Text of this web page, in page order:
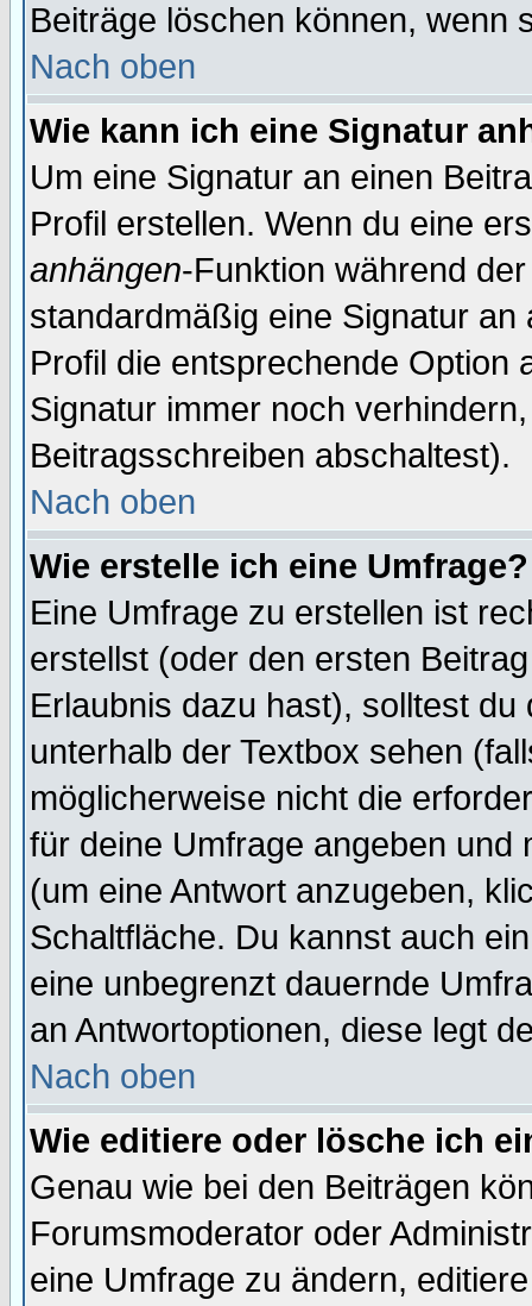
Beiträge löschen können, wenn
Nach oben
Wie kann ich eine Signatur
Um eine Signatur an einen
Profil erstellen. Wenn du eine
anhängen-Funktion während
standardmäßig eine Signatur
Profil die entsprechende Option
Signatur immer noch
Beitragsschreiben abschaltest).
Nach oben
Wie erstelle ich eine Umfrage?
Eine Umfrage zu erstellen ist
erstellst (oder den ersten
Erlaubnis dazu hast), solltest
unterhalb der Textbox sehen
möglicherweise nicht die
für deine Umfrage angeben und
(um eine Antwort anzugeben,
Schaltfläche. Du kannst auch
eine unbegrenzt dauernde
an Antwortoptionen, diese legt
Nach oben
Wie editiere oder lösche ich
Genau wie bei den Beiträgen
Forumsmoderator oder
eine Umfrage zu ändern,